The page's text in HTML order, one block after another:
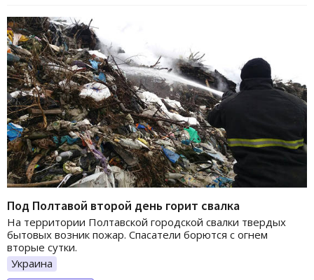
Под Полтавой второй день горит свалка
На территории Полтавской городской свалки твердых
бытовых возник пожар. Спасатели борются с огнем
вторые сутки.
Украина